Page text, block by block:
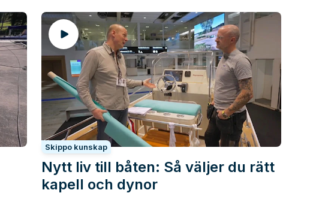
Skippo kunskap
Nytt liv till båten: Så väljer du rätt
kapell och dynor